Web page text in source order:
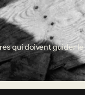
qui doivent guider